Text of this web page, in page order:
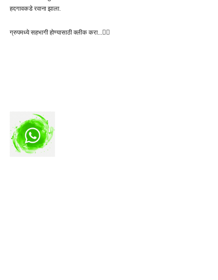
हदगावकडे रवाना झाला.
ग्रुपमध्ये सहभागी होण्यासाठी क्लीक करा…👆🏻